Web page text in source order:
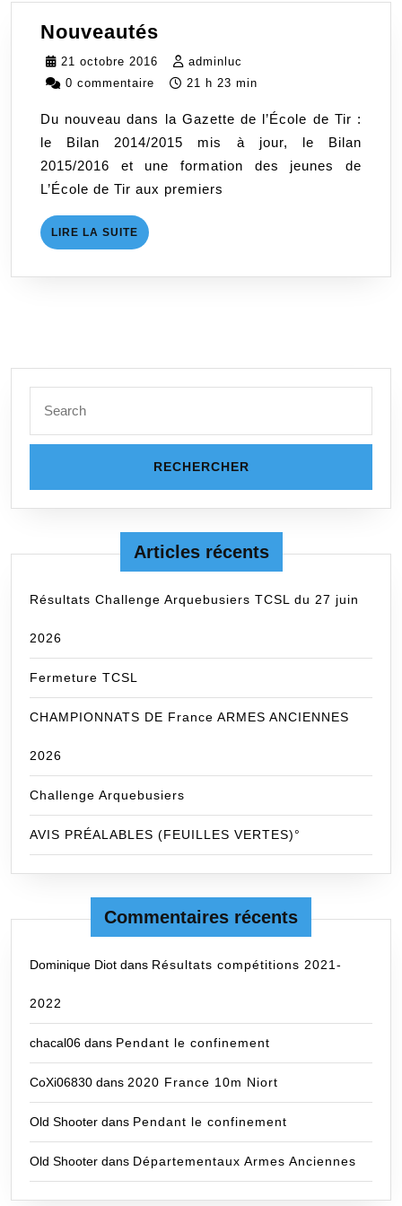
Nouveautés
21 octobre 2016
21
octobre
adminluc
0 commentaire
21 h 23 min
Du nouveau dans la Gazette de l’École de Tir :
le Bilan 2014/2015 mis à jour, le Bilan
2015/2016 et une formation des jeunes de
L’École de Tir aux premiers
LIRE LA SUITE LIRE
LA
for:
Articles récents
Résultats Challenge Arquebusiers TCSL du 27 juin
2026
Fermeture TCSL
CHAMPIONNATS DE France ARMES ANCIENNES
2026
Challenge Arquebusiers
AVIS PRÉALABLES (FEUILLES VERTES)°
Commentaires récents
Dominique Diot dans Résultats compétitions 2021-
2022
chacal06 dans Pendant le confinement
CoXi06830 dans 2020 France 10m Niort
Old Shooter dans Pendant le confinement
Old Shooter dans Départementaux Armes Anciennes